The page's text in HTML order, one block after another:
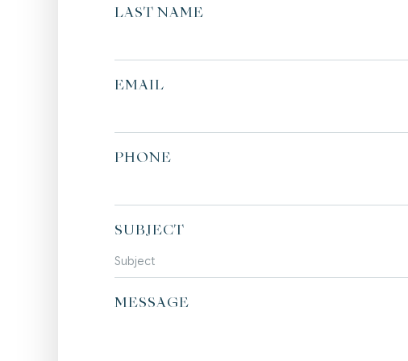
LAST NAME
EMAIL
PHONE
SUBJECT
MESSAGE